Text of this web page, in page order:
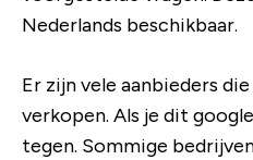
Nederlands beschikbaar.
Er zijn vele aanbieders
verkopen. Als je dit
tegen. Sommige